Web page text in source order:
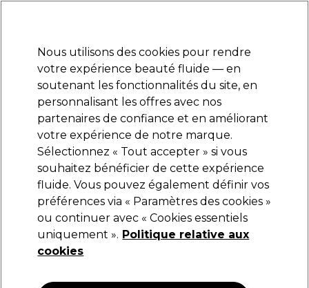
Se connecter
Marques Bons plans Coiffure Electro et Matériel
Livraison et délais
lire la suite
BaByliss PRO
BaByliss PRO Fxone Lo-Pro Gris Tondeuse
FX729E
152,96 €203,95 €
OFFRE
Nous utilisons des cookies pour rendre
votre expérience beauté fluide — en
soutenant les fonctionnalités du site, en
personnalisant les offres avec nos
partenaires de confiance et en améliorant
votre expérience de notre marque.
Sélectionnez « Tout accepter » si vous
souhaitez bénéficier de cette expérience
fluide. Vous pouvez également définir vos
préférences via « Paramètres des cookies »
ou continuer avec « Cookies essentiels
uniquement ». Politique relative aux
cookies